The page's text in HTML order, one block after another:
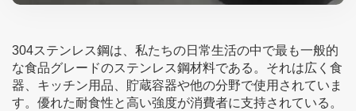
304ステンレス鋼は、私たちの日常生活の中で最も一般的
な食品グレードのステンレス鋼材料である。それは広く食
器、キッチン用品、貯蔵容器や他の分野で使用されていま
す。優れた耐食性と高い強度が消費者に支持されている。